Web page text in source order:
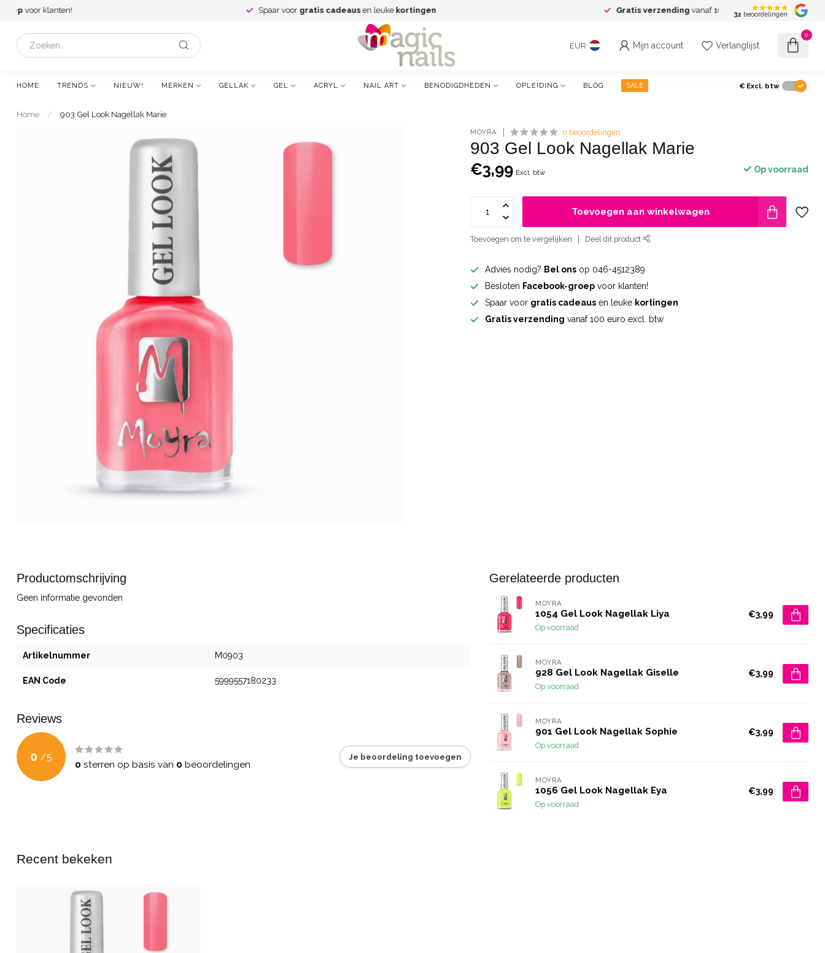
en leukekortingen vanaf 100 euro excl. btw 32 beoordelingen
EUR Mijn account Verlanglijst
0
HOME TRENDS NIEUW! MERKEN GELLAK GEL ACRYL NAIL ART BENODIGDHEDEN OPLEIDING BLOG SALE € Excl. btw
Home / 903 Gel Look Nagellak Marie
MOYRA 0 beoordelingen
903 Gel Look Nagellak Marie
€3,99 Excl. btw Op voorraad
Toevoegen aan winkelwagen
Toevoegen om te vergelijken Deel dit product
Advies nodig? Bel ons op 046-4512389
Besloten Facebook-groep voor klanten!
Spaar voor gratis cadeaus en leuke kortingen
Gratis verzending vanaf 100 euro excl. btw
Productomschrijving
Geen informatie gevonden
Specificaties
Artikelnummer M0903
EAN Code 5999557180233
Reviews
0 /5
0 sterren op basis van 0 beoordelingen
Je beoordeling toevoegen
Gerelateerde producten
MOYRA
1054 Gel Look Nagellak Liya
Op voorraad
€3,99
MOYRA
928 Gel Look Nagellak Giselle
Op voorraad
€3,99
MOYRA
901 Gel Look Nagellak Sophie
Op voorraad
€3,99
MOYRA
1056 Gel Look Nagellak Eya
Op voorraad
€3,99
Recent bekeken